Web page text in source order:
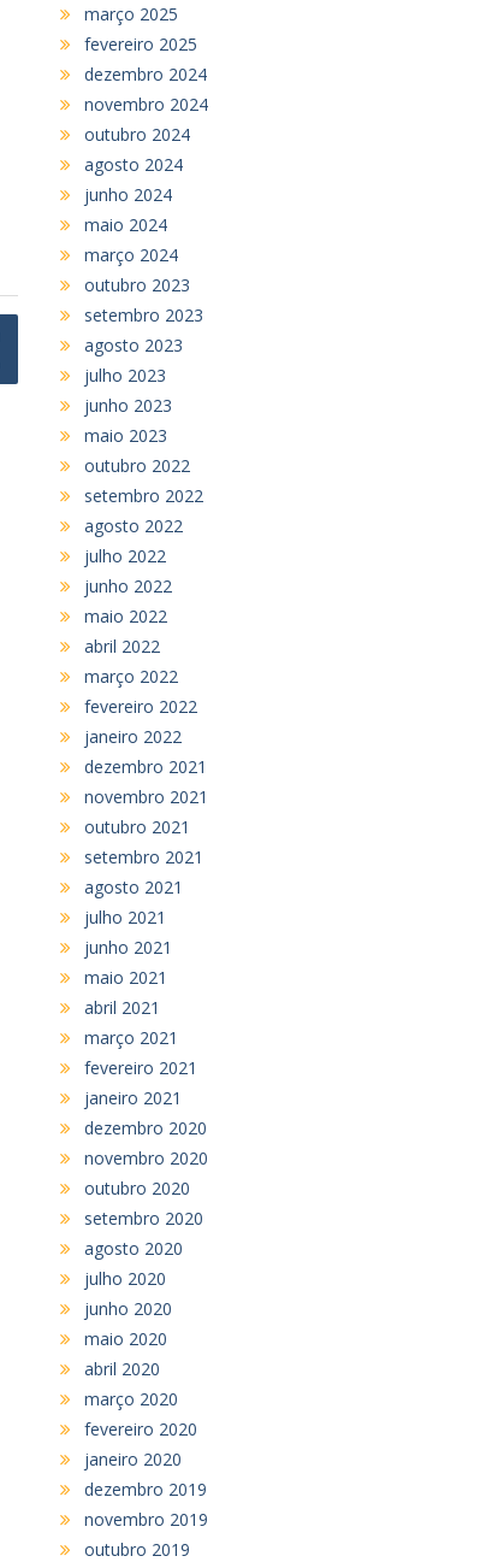
março 2025
fevereiro 2025
dezembro 2024
novembro 2024
outubro 2024
agosto 2024
junho 2024
maio 2024
março 2024
outubro 2023
setembro 2023
agosto 2023
julho 2023
junho 2023
maio 2023
outubro 2022
setembro 2022
agosto 2022
julho 2022
junho 2022
maio 2022
abril 2022
março 2022
fevereiro 2022
janeiro 2022
dezembro 2021
novembro 2021
outubro 2021
setembro 2021
agosto 2021
julho 2021
junho 2021
maio 2021
abril 2021
março 2021
fevereiro 2021
janeiro 2021
dezembro 2020
novembro 2020
outubro 2020
setembro 2020
agosto 2020
julho 2020
junho 2020
maio 2020
abril 2020
março 2020
fevereiro 2020
janeiro 2020
dezembro 2019
novembro 2019
outubro 2019